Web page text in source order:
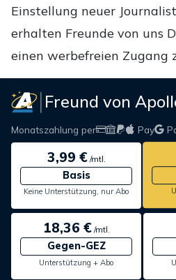
Einstellung neuer
erhalten Freunde von uns
einen werbefreien Zugang
Freund von
Monatszahlung per Pay
3,99 €/mtl.
Basis
Keine Unterstützung, nur Abo
18,36 €/mtl.
Gegen-GEZ
Unterstützung + Abo